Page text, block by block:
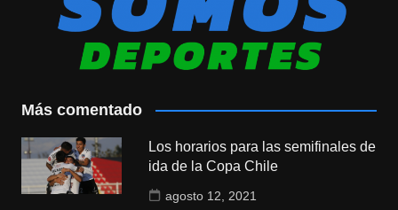
Más comentado
Los horarios para las semifinales de
ida de la Copa Chile
agosto 12, 2021